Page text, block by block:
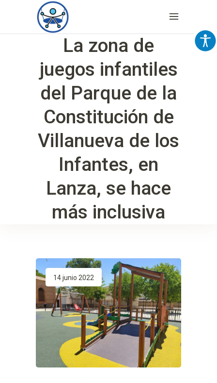
La zona de
juegos infantiles
del Parque de la
Constitución de
Villanueva de los
Infantes, en
Lanza, se hace
más inclusiva
14 junio 2022